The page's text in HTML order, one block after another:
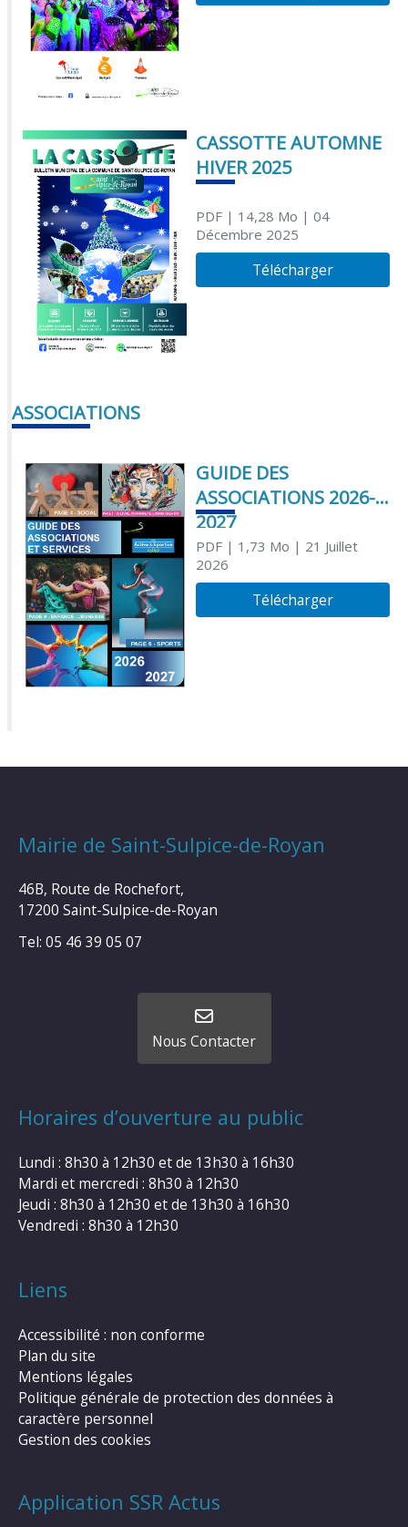
CASSOTTE AUTOMNE
HIVER 2025
PDF| 14,28 Mo | 04
Décembre 2025
Télécharger
ASSOCIATIONS
GUIDE DES
ASSOCIATIONS 2026-
2027
PDF| 1,73 Mo | 21 Juillet
2026
Télécharger
Mairie de Saint-Sulpice-de-Royan
46B, Route de Rochefort,
17200 Saint-Sulpice-de-Royan
Tel: 05 46 39 05 07
Nous Contacter
Horaires d’ouverture au public
Lundi : 8h30 à 12h30 et de 13h30 à 16h30
Mardi et mercredi : 8h30 à 12h30
Jeudi : 8h30 à 12h30 et de 13h30 à 16h30
Vendredi : 8h30 à 12h30
Liens
Accessibilité : non conforme
Plan du site
Mentions légales
Politique générale de protection des données à
caractère personnel
Gestion des cookies
Application SSR Actus